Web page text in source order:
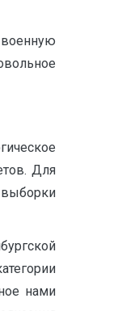
Для
нами